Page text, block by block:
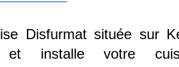
Disfurmat située sur
et installe votre